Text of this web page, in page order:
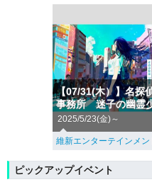
【07/31(木）】名探
事務所 迷子の幽霊
2025/5/23(金)～
維新エンターテインメン
ピックアップイベント